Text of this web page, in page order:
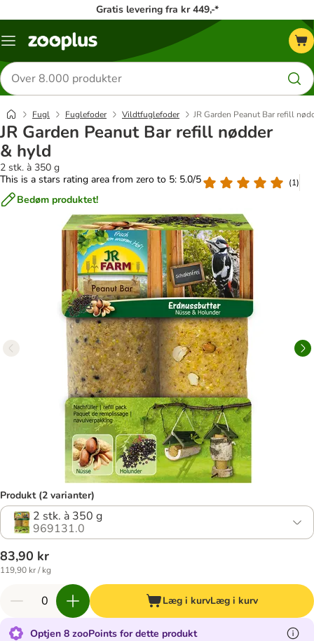
Gratis levering fra kr 449,-*
Menu
Søg
efter
produkter
Fugl Fuglefoder Vildtfuglefoder JR Garden Peanut Bar refill
JR Garden Peanut Bar refill nødder
& hyld
2 stk. à 350 g
This is a stars rating area from zero to 5: 5.0/5
(1)
Bedøm produktet!
Produkt (2 varianter)
2 stk. à 350 g
969131.0
83,90 kr
119,90 kr / kg
Læg i kurvLæg i kurv
Optjen 8 zooPoints for dette produkt